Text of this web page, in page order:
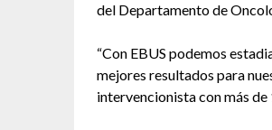
del Departamento de
“Con EBUS podemos
mejores resultados para
intervencionista con más de